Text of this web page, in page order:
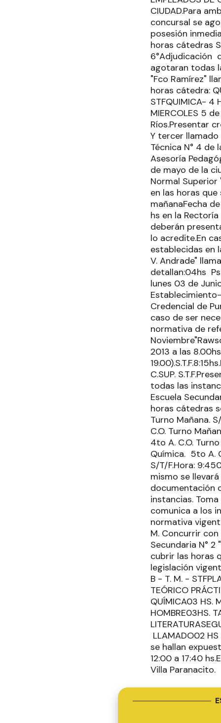
CIUDAD.Para
concursal se
posesión
horas cátedras
6°Adjudicación
agotaran todas
"Fco Ramírez"
horas cátedra:
STFQUIMICA- 4
MIERCOLES 5
Ríos.Presentar
Y tercer
Técnica N° 4 de
Asesoría
de mayo de la
Normal Superior
en las horas
mañanaFecha
hs en la
deberán
lo acredite.En
establecidas en
V. Andrade"
detallan:04hs
lunes 03 de
Credencial de
caso de ser
normativa de
2013 a las
C.SUP.
todas las
Escuela
horas cátedras
Turno Mañana.
C.O. Turno
4to A. C.O.
Química. 5to A.
S/T/F.Hora:
mismo se
documentación
instancias. Toma
comunica a los
normativa
M. Concurrir con
Secundaria N° 2
cubrir las horas
legislación
B - T. M. -
TEÓRICO
QUÍMICA03 HS.
HOMBRE03HS.
LLAMADO02
se hallan
12:00 a 17:40
Villa Paranacito.